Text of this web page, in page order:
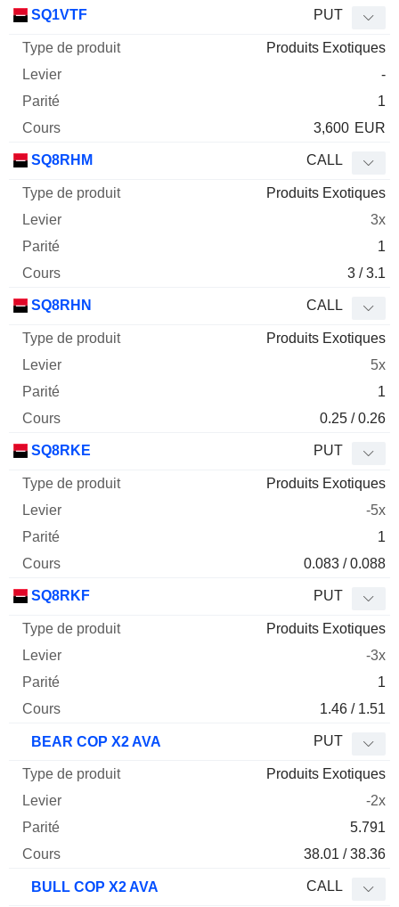
SQ1VTF PUT
Produits Exotiques
-
1
3,600 EUR
SQ8RHM CALL
Produits Exotiques
3x
1
3 / 3.1
SQ8RHN CALL
Produits Exotiques
5x
1
0.25 / 0.26
SQ8RKE PUT
Produits Exotiques
-5x
1
0.083 / 0.088
SQ8RKF PUT
Produits Exotiques
-3x
1
1.46 / 1.51
BEAR COP X2 AVA PUT
Produits Exotiques
-2x
5.791
38.01 / 38.36
BULL COP X2 AVA CALL